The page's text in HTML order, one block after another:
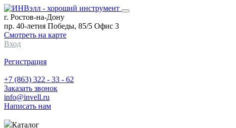
г. Ростов-на-Дону
пр. 40-летия Победы, 85/5 Офис 3
Смотреть на карте
Вход
Регистрация
+7 (863) 322 - 33 - 62
Заказать звонок
info@invell.ru
Написать нам
Каталог